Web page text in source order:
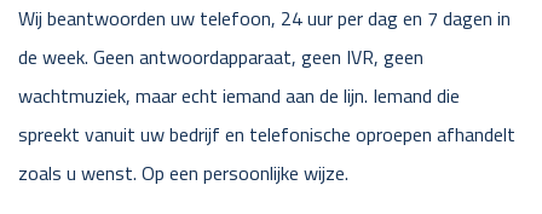
Wij beantwoorden uw telefoon, 24 uur per dag en 7 dagen in
de week. Geen antwoordapparaat, geen IVR, geen
wachtmuziek, maar echt iemand aan de lijn. Iemand die
spreekt vanuit uw bedrijf en telefonische oproepen afhandelt
zoals u wenst. Op een persoonlijke wijze.